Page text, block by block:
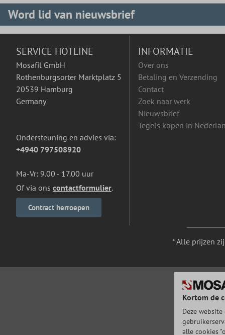
Word lid van nieuwsbrief
SERVICE HOTLINE
Mosafil GmbH
Rothenburgsorter Marktplatz 5
20539 Hamburg
Germany
Ondersteuning en advies via:
+4940 797508920
Ma-Vr: 9.00 - 17.00 uur
Of via ons contactformulier.
Contract herroepen
INFORMATIE
Over ons
Betaling en Verzending
Contact
Zoek naar werk
Nieuwsbrief
Tegels kopen in
* Alle prijzen
Kortom de
Deze
alle cookies